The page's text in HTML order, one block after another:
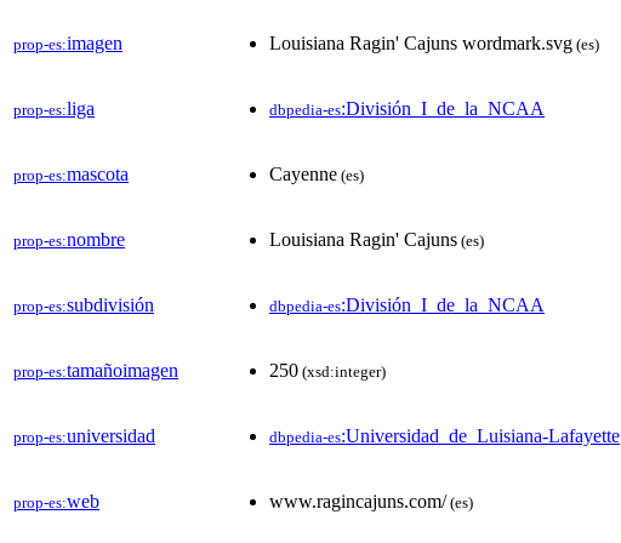
prop-es:imagen Louisiana Ragin' Cajuns wordmark.svg (es)
prop-es:liga dbpedia-es:División_I_de_la_NCAA
prop-es:mascota Cayenne (es)
prop-es:nombre Louisiana Ragin' Cajuns (es)
prop-es:subdivisión dbpedia-es:División_I_de_la_NCAA
prop-es:tamañoimagen 250 (xsd:integer)
prop-es:universidad dbpedia-es:Universidad_de_Luisiana-Lafayette
prop-es:web www.ragincajuns.com/ (es)